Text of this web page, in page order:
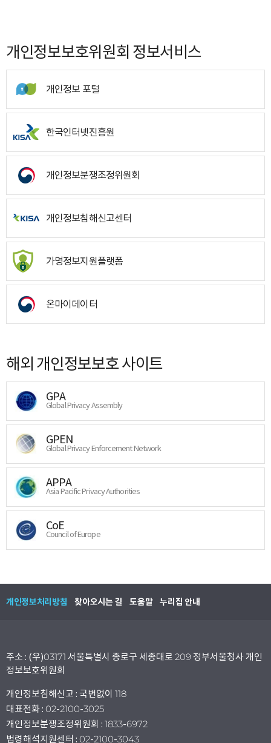
개인정보보호위원회 정보서비스
개인정보 포털
한국인터넷진흥원
개인정보분쟁조정위원회
개인정보침해신고센터
가명정보지원플랫폼
온마이데이터
해외 개인정보보호 사이트
GPA
Global Privacy Assembly
GPEN
Global Privacy Enforcement Network
APPA
Asia Pacific Privacy Authorities
CoE
Council of Europe
개인정보처리방침 찾아오시는 길 도움말 누리집 안내
주소 : (우)03171 서울특별시 종로구 세종대로 209 정부서울청사 개인
정보보호위원회
개인정보침해신고 : 국번없이 118
대표전화 : 02-2100-3025
개인정보분쟁조정위원회 : 1833-6972
법령해석지원센터 : 02-2100-3043